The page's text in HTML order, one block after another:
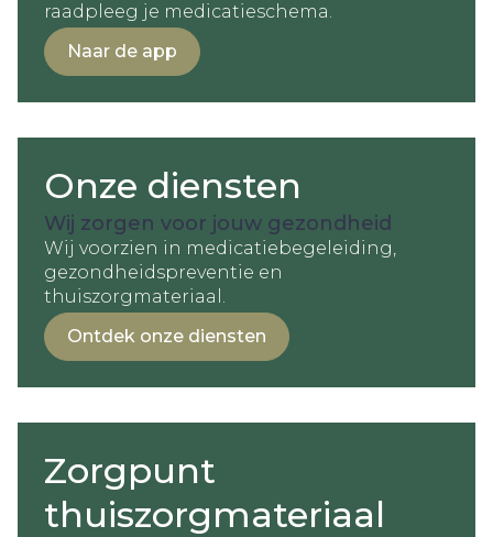
raadpleeg je medicatieschema.
Naar de app
Onze diensten
Wij zorgen voor jouw gezondheid
Wij voorzien in medicatiebegeleiding,
gezondheidspreventie en
thuiszorgmateriaal.
Ontdek onze diensten
Zorgpunt
thuiszorgmateriaal